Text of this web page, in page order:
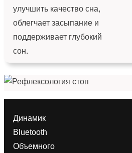
улучшить качество сна,
облегчает засыпание и
поддерживает глубокий
сон.
Динамик
Bluetooth
Объемного